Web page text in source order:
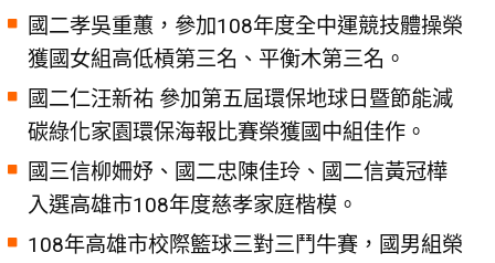
國二孝吳重蕙，參加108年度全中運競技體操榮
獲國女組高低槓第三名、平衡木第三名。
國二仁汪新祐 參加第五屆環保地球日暨節能減
碳綠化家園環保海報比賽榮獲國中組佳作。
國三信柳姍妤、國二忠陳佳玲、國二信黃冠樺
入選高雄市108年度慈孝家庭楷模。
108年高雄市校際籃球三對三鬥牛賽，國男組榮